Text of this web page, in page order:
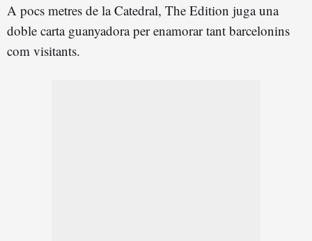
A pocs metres de la Catedral, The Edition juga una
doble carta guanyadora per enamorar tant barcelonins
com visitants.